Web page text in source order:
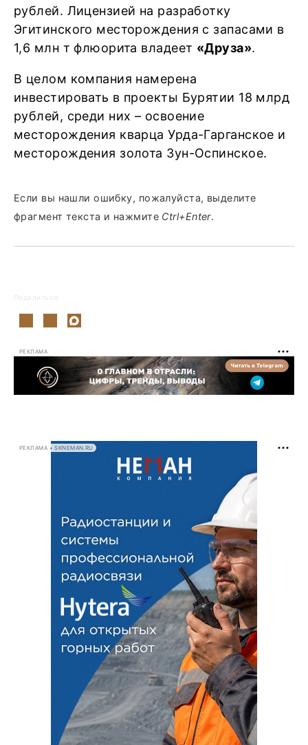
рублей. Лицензией на разработку
Эгитинского месторождения с запасами в
1,6 млн т флюорита владеет «Друза».
В целом компания намерена
инвестировать в проекты Бурятии 18 млрд
рублей, среди них – освоение
месторождения кварца Урда-Гарганское и
месторождения золота Зун-Оспинское.
Если вы нашли ошибку, пожалуйста, выделите
фрагмент текста и нажмите Ctrl+Enter.
Поделиться:
РЕКЛАМА
РЕКЛАМА • SKNEMAN.RU